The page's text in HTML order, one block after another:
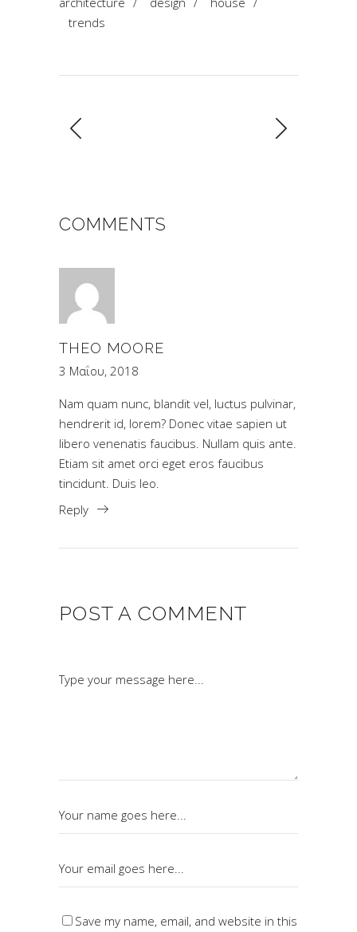
trends
COMMENTS
THEO MOORE
3 Μαΐου, 2018
Nam quam nunc, blandit vel, luctus pulvinar,
hendrerit id, lorem? Donec vitae sapien ut
libero venenatis faucibus. Nullam quis ante.
Etiam sit amet orci eget eros faucibus
tincidunt. Duis leo.
Reply
POST A COMMENT
Save my name, email, and website in this